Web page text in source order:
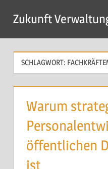
Inhalt
springen
Zukunft
SCHLAGWORT:
Warum
öffentlichen
ist
Entscheidungen, die